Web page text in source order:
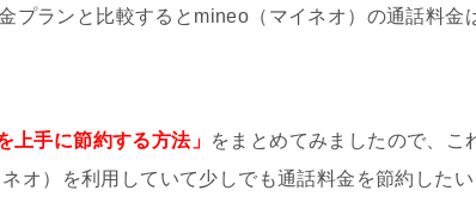
プランと比較するとmineo（マイネオ）の通話料金
上手に節約する方法」 をまとめてみましたので、こ
オ）を利用していて少しでも通話料金を節約したい